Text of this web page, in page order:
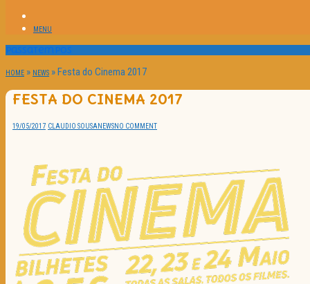
MENU
Passatempos
HOME » NEWS »Festa do Cinema 2017
FESTA DO CINEMA 2017
19/05/2017 CLAUDIO SOUSA NEWSNO COMMENT